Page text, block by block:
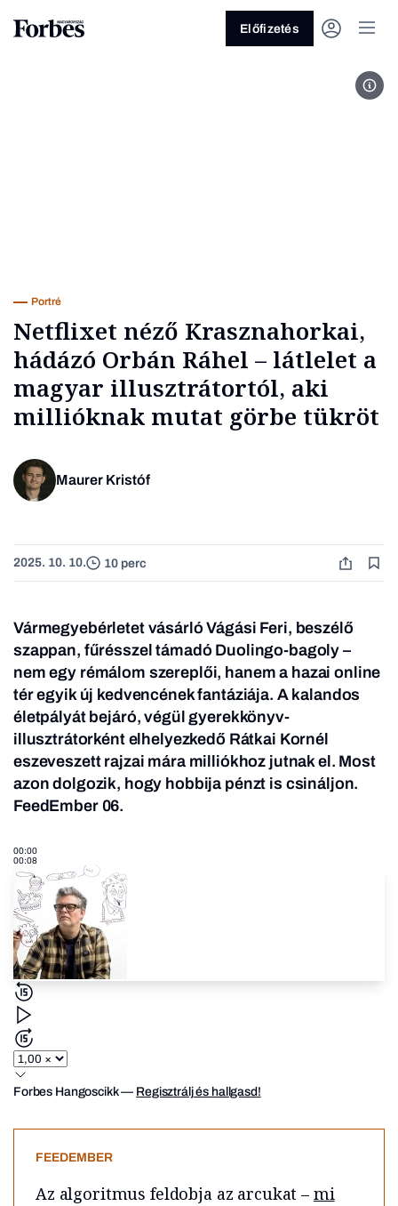
Előfizetés
Portré
Netflixet néző Krasznahorkai,
hádázó Orbán Ráhel – látlelet a
magyar illusztrátortól, aki
millióknak mutat görbe tükröt
Maurer Kristóf
2025. 10. 10. 10 perc
Vármegyebérletet vásárló Vágási Feri, beszélő
szappan, fűrésszel támadó Duolingo-bagoly –
nem egy rémálom szereplői, hanem a hazai online
tér egyik új kedvencének fantáziája. A kalandos
életpályát bejáró, végül gyerekkönyv-
illusztrátorként elhelyezkedő Rátkai Kornél
eszeveszett rajzai mára milliókhoz jutnak el. Most
azon dolgozik, hogy hobbija pénzt is csináljon.
FeedEmber 06.
00:00
00:08
Forbes Hangoscikk— Regisztrálj és hallgasd!
FEEDEMBER
Az algoritmus feldobja az arcukat – mi